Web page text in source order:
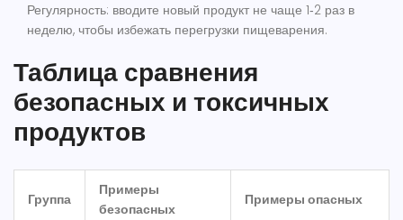
Регулярность: вводите новый продукт не чаще 1‑2 раз в
неделю, чтобы избежать перегрузки пищеварения.
Таблица сравнения
безопасных и токсичных
продуктов
Группа
Примеры
безопасных
Примеры опасных